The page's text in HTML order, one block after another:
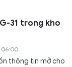
31 trong kho
06:00
thông tin mở cho